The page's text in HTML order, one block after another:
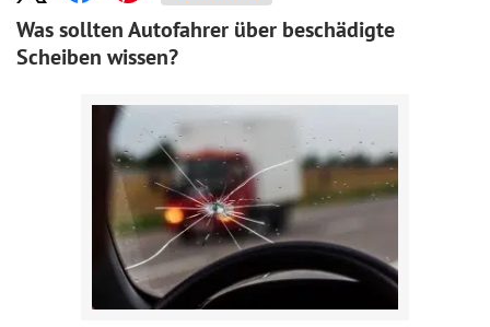
Was sollten Autofahrer über beschädigte
Scheiben wissen?